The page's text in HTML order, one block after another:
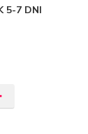
5-7 DNI